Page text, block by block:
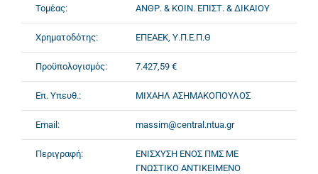
Τομέας: ΑΝΘΡ. & ΚΟΙΝ. ΕΠΙΣΤ. & ΔΙΚΑΙΟΥ
Χρηματοδότης: ΕΠΕΑΕΚ, Υ.Π.Ε.Π.Θ
Προϋπολογισμός: 7.427,59 €
Επ. Υπευθ.: ΜΙΧΑΗΛ ΑΣΗΜΑΚΟΠΟΥΛΟΣ
Email: massim@central.ntua.gr
Περιγραφή:
ΕΝΙΣΧΥΣΗ ΕΝΟΣ ΠΜΣ ΜΕ
ΓΝΩΣΤΙΚΟ ΑΝΤΙΚΕΙΜΕΝΟ